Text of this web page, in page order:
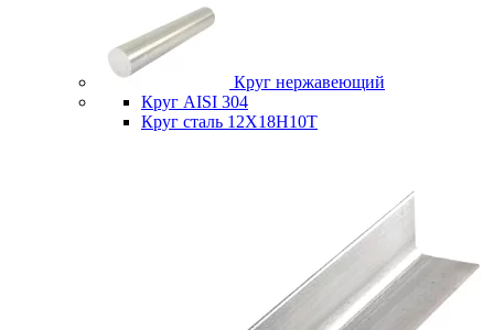
Круг нержавеющий
Круг AISI 304
Круг сталь 12Х18Н10Т